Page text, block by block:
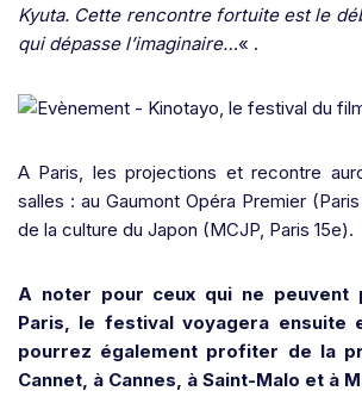
Kyuta. Cette rencontre fortuite est le
qui dépasse l’imaginaire…« .
A Paris, les projections et recontre
salles : au Gaumont Opéra Premier
de la culture du Japon (MCJP, Paris 15e).
A noter pour ceux qui ne peuvent
Paris, le festival voyagera ensuite
pourrez également profiter de la
Cannet, à Cannes, à Saint-Malo et à